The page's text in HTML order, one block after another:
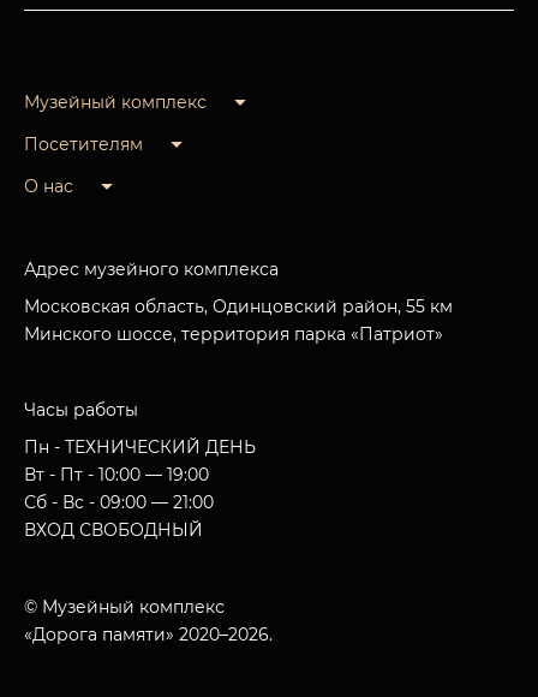
Музейный комплекс
Посетителям
О нас
Адрес музейного комплекса
Московская область, Одинцовский район, 55 км
Минского шоссе, территория парка «Патриот»
Часы работы
Пн - ТЕХНИЧЕСКИЙ ДЕНЬ
Вт - Пт - 10:00 — 19:00
Сб - Вс - 09:00 — 21:00
ВХОД СВОБОДНЫЙ
© Музейный комплекс
«Дорога памяти» 2020–2026.